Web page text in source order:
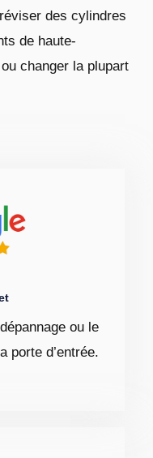
des cylindres
de haute-
changer la plupart
ou le
porte d’entrée.